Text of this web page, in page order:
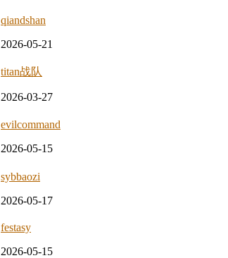
qiandshan
2026-05-21
titan战队
2026-03-27
evilcommand
2026-05-15
sybbaozi
2026-05-17
festasy
2026-05-15